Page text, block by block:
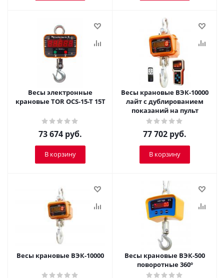
Весы электронные
крановые TOR OCS-15-T 15T
73 674 руб.
В корзину
Весы крановые ВЭК-10000
лайт с дублированием
показаний на пульт
77 702 руб.
В корзину
Весы крановые ВЭК-10000
Весы крановые ВЭК-500
поворотные 360º